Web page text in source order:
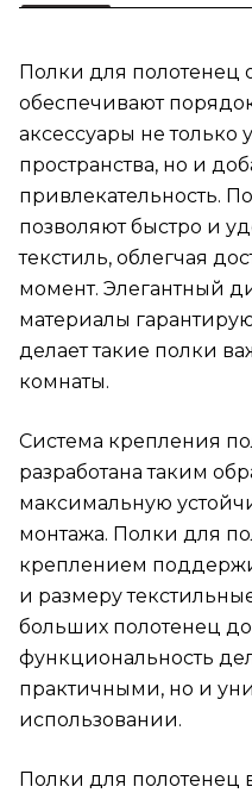
Полки для полотенец
обеспечивают
аксессуары не
пространства, но и
привлекательность.
позволяют быстро и
текстиль, облегчая
момент. Элегантный
материалы
делает такие полки
комнаты.
Система крепления
разработана таким
максимальную
монтажа. Полки для
креплением
и размеру
больших полотенец до
функциональность
практичными, но и
использовании.
Полки для полотенец